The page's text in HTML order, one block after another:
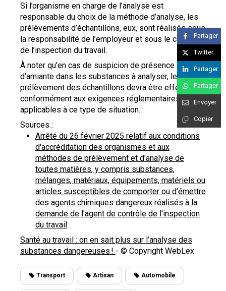
Si l’organisme en charge de l’analyse est
responsable du choix de la méthode d’analyse, les
prélèvements d’échantillons, eux, sont réalisés sous
la responsabilité de l’employeur et sous le contrôle
de l’inspection du travail.
À noter qu’en cas de suspicion de présence
d’amiante dans les substances à analyser, le
prélèvement des échantillons devra être effectué
conformément aux exigences réglementaires
applicables à ce type de situation.
Sources :
Arrêté du 26 février 2025 relatif aux conditions
d'accréditation des organismes et aux
méthodes de prélèvement et d'analyse de
toutes matières, y compris substances,
mélanges, matériaux, équipements, matériels ou
articles susceptibles de comporter ou d'émettre
des agents chimiques dangereux réalisés à la
demande de l'agent de contrôle de l'inspection
du travail
Santé au travail : on en sait plus sur l’analyse des
substances dangereuses ! - © Copyright WebLex
Transport Artisan Automobile
Partager
Twitter
Partager
Partager
Envoyer
Copier